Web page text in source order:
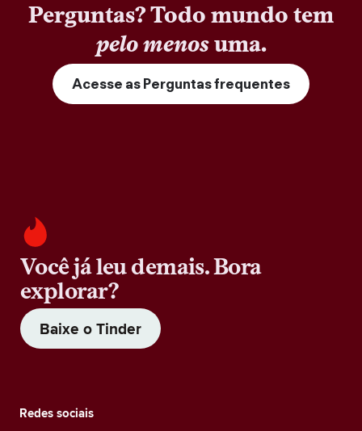
Perguntas? Todo mundo tem
pelo menosuma.
Acesse as Perguntas frequentes
Você já leu demais. Bora
explorar?
Baixe o Tinder
Redes sociais